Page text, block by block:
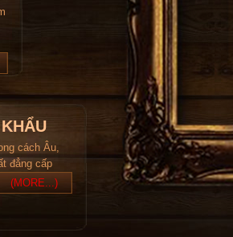
cách Âu,
đẳng cấp
(MORE...)